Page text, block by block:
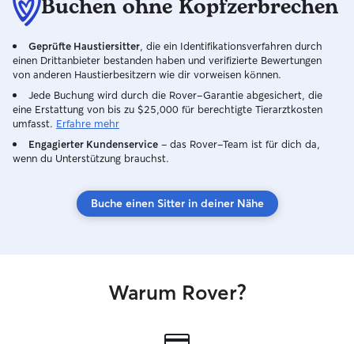
Buchen ohne Kopfzerbrechen
Geprüfte Haustiersitter , die ein Identifikationsverfahren durch
einen Drittanbieter bestanden haben und verifizierte Bewertungen
von anderen Haustierbesitzern wie dir vorweisen können.
Jede Buchung wird durch die Rover-Garantie abgesichert, die
eine Erstattung von bis zu $25,000 für berechtigte Tierarztkosten
umfasst. Erfahre mehr
Engagierter Kundenservice – das Rover-Team ist für dich da,
wenn du Unterstützung brauchst.
Buche einen Sitter in deiner Nähe
Warum Rover?